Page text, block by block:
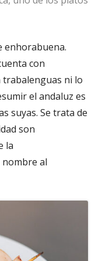
enhorabuena.
con
trabalenguas ni lo
el andaluz es
suyas. Se trata de
son
la
nombre al